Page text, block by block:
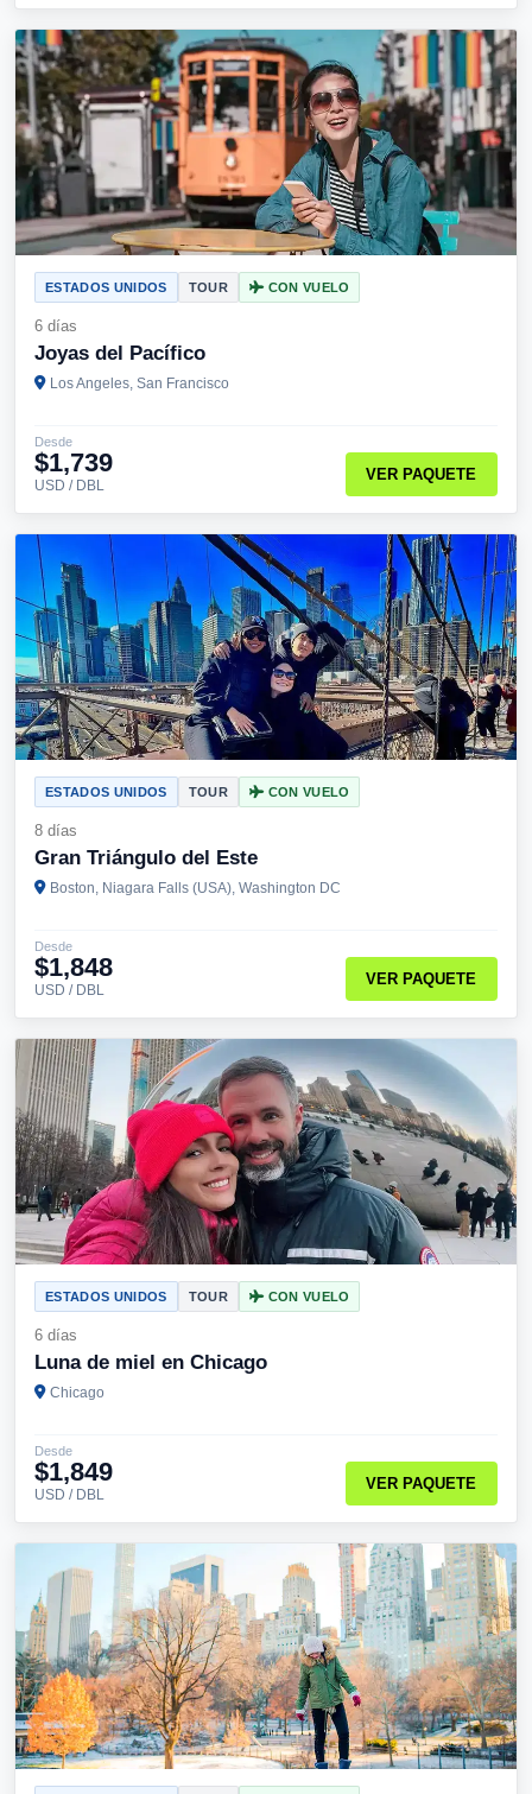
ESTADOS UNIDOS TOUR CON VUELO
6 días
Joyas del Pacífico
Los Angeles, San Francisco
Desde
$1,739
USD / DBL
VER PAQUETE
ESTADOS UNIDOS TOUR CON VUELO
8 días
Gran Triángulo del Este
Boston, Niagara Falls (USA), Washington DC
Desde
$1,848
USD / DBL
VER PAQUETE
ESTADOS UNIDOS TOUR CON VUELO
6 días
Luna de miel en Chicago
Chicago
Desde
$1,849
USD / DBL
VER PAQUETE